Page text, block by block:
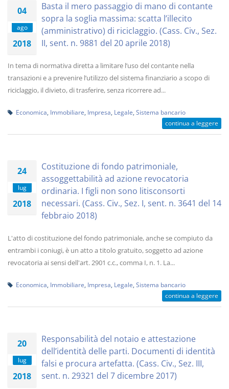
04
ago
2018
Basta il mero passaggio di mano di contante
sopra la soglia massima: scatta l’illecito
(amministrativo) di riciclaggio. (Cass. Civ., Sez.
II, sent. n. 9881 del 20 aprile 2018)
In tema di normativa diretta a limitare l’uso del contante nella
transazioni e a prevenire l’utilizzo del sistema finanziario a scopo di
riciclaggio, il divieto, di trasferire, senza ricorrere ad...
Economica Immobiliare Impresa Legale Sistema bancario
continua a leggere
24
lug
2018
Costituzione di fondo patrimoniale,
assoggettabilità ad azione revocatoria
ordinaria. I figli non sono litisconsorti
necessari. (Cass. Civ., Sez. I, sent. n. 3641 del 14
febbraio 2018)
L'atto di costituzione del fondo patrimoniale, anche se compiuto da
entrambi i coniugi, è un atto a titolo gratuito, soggetto ad azione
revocatoria ai sensi dell'art. 2901 c.c., comma I, n. 1. La...
Economica Immobiliare Impresa Legale Sistema bancario
continua a leggere
20
lug
2018
Responsabilità del notaio e attestazione
dell’identità delle parti. Documenti di identità
falsi e procura artefatta. (Cass. Civ., Sez. III,
sent. n. 29321 del 7 dicembre 2017)